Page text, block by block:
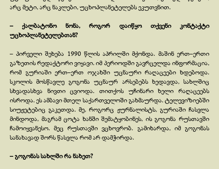
არც მეტი, არც ნაკლები, უცხოპლანეტელებს ეკუთვნით.
– ქალბატონო ნონა, როგორ დაიწყო თქვენი კონტაქტი
უცხოპლანეტელებთან?
– პირველი შეხება 1990 წლის აპრილში მქონდა. მაშინ ერთ–ერთი
გაზეთის რედაქტორი ვიყავი. იმ პერიოდში გავრცელდა ინფორმაცია,
რომ გურიაში ერთ–ერთ ოჯახში უცნაური რაღაცეები ხდებოდა.
სკოლის მოსწავლე გოგონა უცნაურ არსებებს ხედავდა, სახლშიც
სხვადასხვა ნივთი ცვიოდა. თითქოს უჩინარი ხელი რაღაცეებს
ისროდა. ეს ამბავი მთელ საქართველოში გახმაურდა. ტელევიზიებში
სიუჟეტებიც გაკეთდა. მე, როგორც ჟურნალისტს, გურიაში ჩასვლა
მინდოდა, მაგრამ ცოტა ხანში შემატყობინეს, ის გოგონა რუსთავში
ჩამოიყვანესო. მეც რუსთავში ვცხოვრობ. გამიხარდა, იმ გოგონას
სანახავად შორს წასვლა რომ არ დამჭირდა.
– გოგონას სახლში რა ნახეთ?